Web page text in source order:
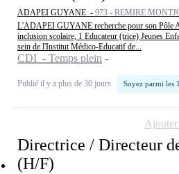
ADAPEI GUYANE - 973 - REMIRE
L'ADAPEI GUYANE recherche pour son Pôle
inclusion scolaire, 1 Educateur (trice) Jeunes
sein de l'Institut Médico-Educatif de...
CDI - Temps plein
Publié il y a plus de 30 jours Soyez parmi les
Directrice / Directeur
(H/F)